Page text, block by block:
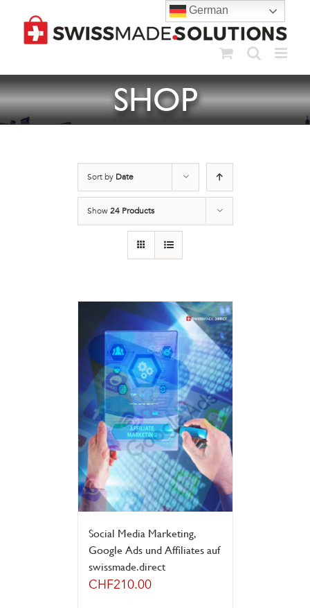
content
SHOP
Sort by Date
Show24 Products
Social Media Marketing,
Google Ads und Affiliates auf
swissmade.direct
CHF210.00
German